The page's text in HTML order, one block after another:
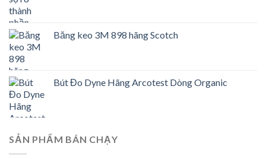
Băng keo 3M 898 hãng Scotch
Bút Đo Dyne Hãng Arcotest Dòng Organic
SẢN PHẨM BÁN CHẠY